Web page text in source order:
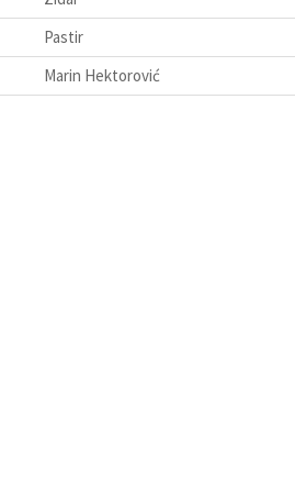
Pastir
Marin Hektorović